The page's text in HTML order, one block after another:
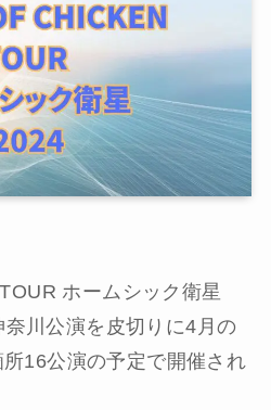
ホームシック衛星
川公演を皮切りに4月の
16公演の予定で開催され